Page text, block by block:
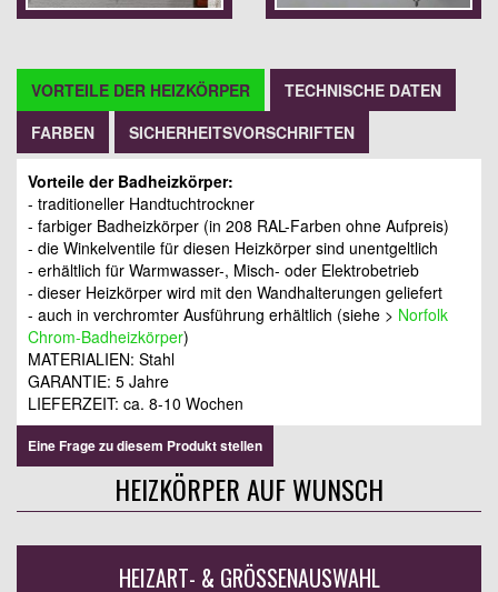
VORTEILE DER HEIZKÖRPER
TECHNISCHE DATEN
FARBEN
SICHERHEITSVORSCHRIFTEN
Vorteile der Badheizkörper:
- traditioneller Handtuchtrockner
- farbiger Badheizkörper (in 208 RAL-Farben ohne Aufpreis)
- die Winkelventile für diesen Heizkörper sind unentgeltlich
- erhältlich für Warmwasser-, Misch- oder Elektrobetrieb
- dieser Heizkörper wird mit den Wandhalterungen geliefert
- auch in verchromter Ausführung erhältlich (siehe > Norfolk
Chrom-Badheizkörper)
MATERIALIEN: Stahl
GARANTIE: 5 Jahre
LIEFERZEIT: ca. 8-10 Wochen
Eine Frage zu diesem Produkt stellen
HEIZKÖRPER AUF WUNSCH
HEIZART- & GRÖSSENAUSWAHL